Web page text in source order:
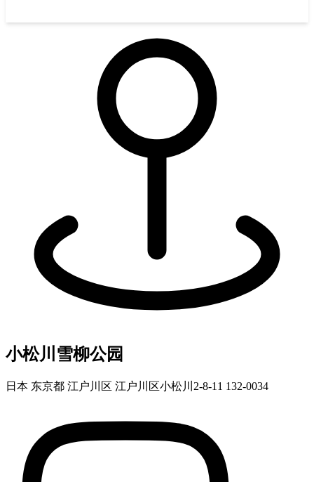
小松川雪柳公园
日本 东京都 江户川区 江户川区小松川2-8-11 132-0034